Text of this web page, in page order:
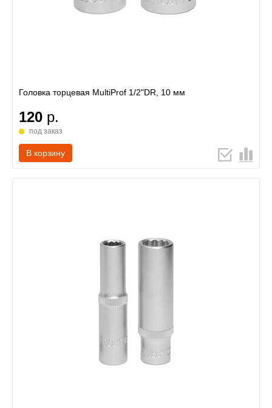
Головка торцевая MultiProf 1/2"DR, 10 мм
120 р.
под заказ
В корзину